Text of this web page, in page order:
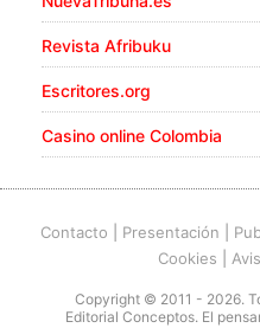
Revista Afribuku
Escritores.org
Casino online Colombia
Contacto Presentación
Cookies
Copyright © 2011 - 2026.
Editorial Conceptos. El